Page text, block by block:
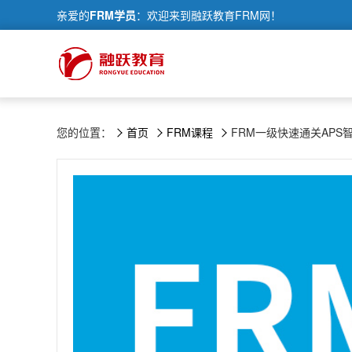
亲爱的FRM学员：欢迎来到融跃教育FRM网！
您的位置： 首页 FRM课程 FRM一级快速通关APS